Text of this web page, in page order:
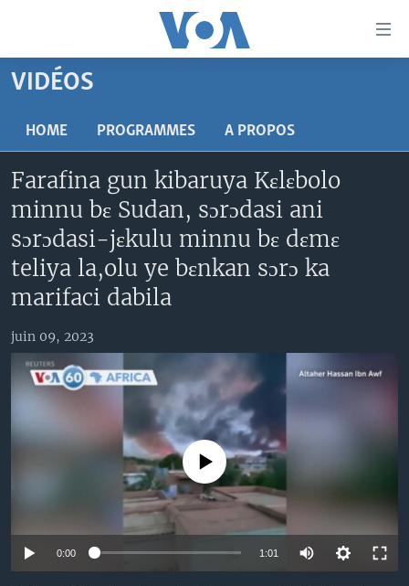
Menu
principal
la
navigation
principale
Retour
recherche
MALI KURA
RADIO
AN BA FO!
FARAFINA FOLI
Learning English
SUIVEZ-NOUS
Langues
VIDÉOS
HOME PROGRAMMES A PROPOS
Farafina gun kibaruya Kɛlɛbolo
minnu bɛ Sudan, sɔrɔdasi ani
sɔrɔdasi-jɛkulu minnu bɛ dɛmɛ
teliya la,olu ye bɛnkan sɔrɔ ka
marifaci dabila
juin 09, 2023
No media source currently available
0:00 1:01